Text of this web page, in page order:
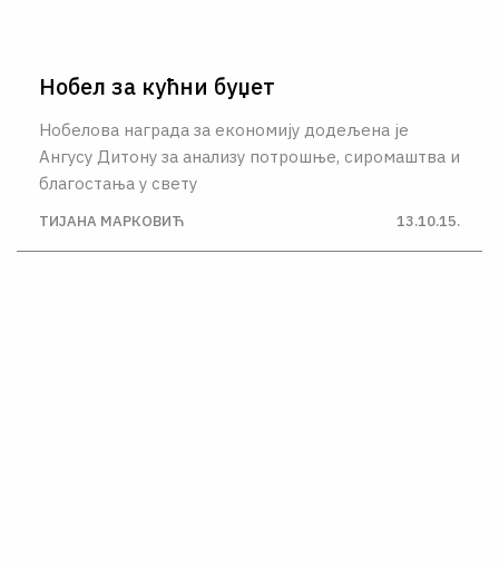
Нобел за кућни буџет
Нобелова награда за економију додељена је
Ангусу Дитону за анализу потрошње, сиромаштва и
благостања у свету
ТИЈАНА МАРКОВИЋ 13.10.15.